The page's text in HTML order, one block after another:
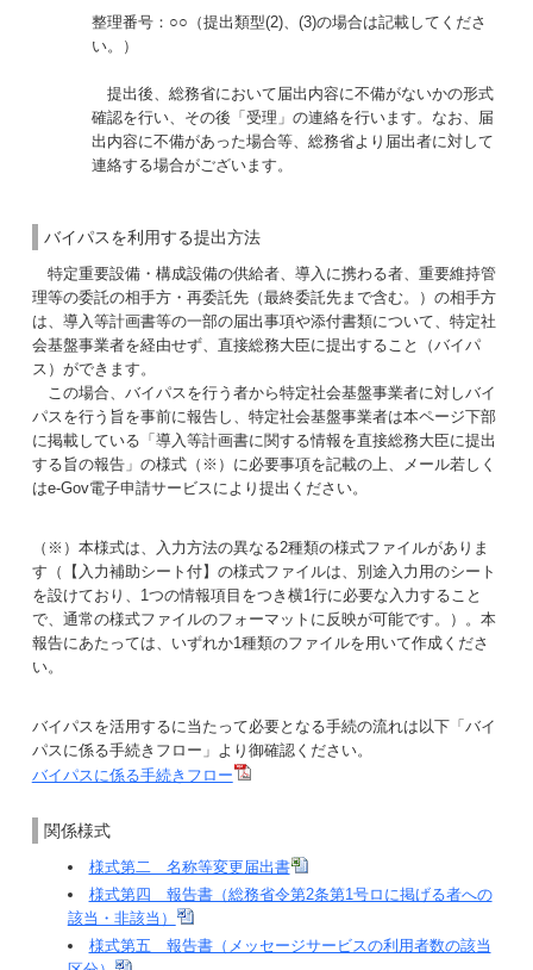
整理番号：○○（提出類型(2)、(3)の場合は記載してくださ
い。）
提出後、総務省において届出内容に不備がないかの形式
確認を行い、その後「受理」の連絡を行います。なお、届
出内容に不備があった場合等、総務省より届出者に対して
連絡する場合がございます。
バイパスを利用する提出方法
特定重要設備・構成設備の供給者、導入に携わる者、重要維持管
理等の委託の相手方・再委託先（最終委託先まで含む。）の相手方
は、導入等計画書等の一部の届出事項や添付書類について、特定社
会基盤事業者を経由せず、直接総務大臣に提出すること（バイパ
ス）ができます。
この場合、バイパスを行う者から特定社会基盤事業者に対しバイ
パスを行う旨を事前に報告し、特定社会基盤事業者は本ページ下部
に掲載している「導入等計画書に関する情報を直接総務大臣に提出
する旨の報告」の様式（※）に必要事項を記載の上、メール若しく
はe-Gov電子申請サービスにより提出ください。
（※）本様式は、入力方法の異なる2種類の様式ファイルがありま
す（【入力補助シート付】の様式ファイルは、別途入力用のシート
を設けており、1つの情報項目をつき横1行に必要な入力すること
で、通常の様式ファイルのフォーマットに反映が可能です。）。本
報告にあたっては、いずれか1種類のファイルを用いて作成くださ
い。
バイパスを活用するに当たって必要となる手続の流れは以下「バイ
パスに係る手続きフロー」より御確認ください。
バイパスに係る手続きフロー
関係様式
様式第二 名称等変更届出書
様式第四 報告書（総務省令第2条第1号ロに掲げる者への
該当・非該当）
様式第五 報告書（メッセージサービスの利用者数の該当